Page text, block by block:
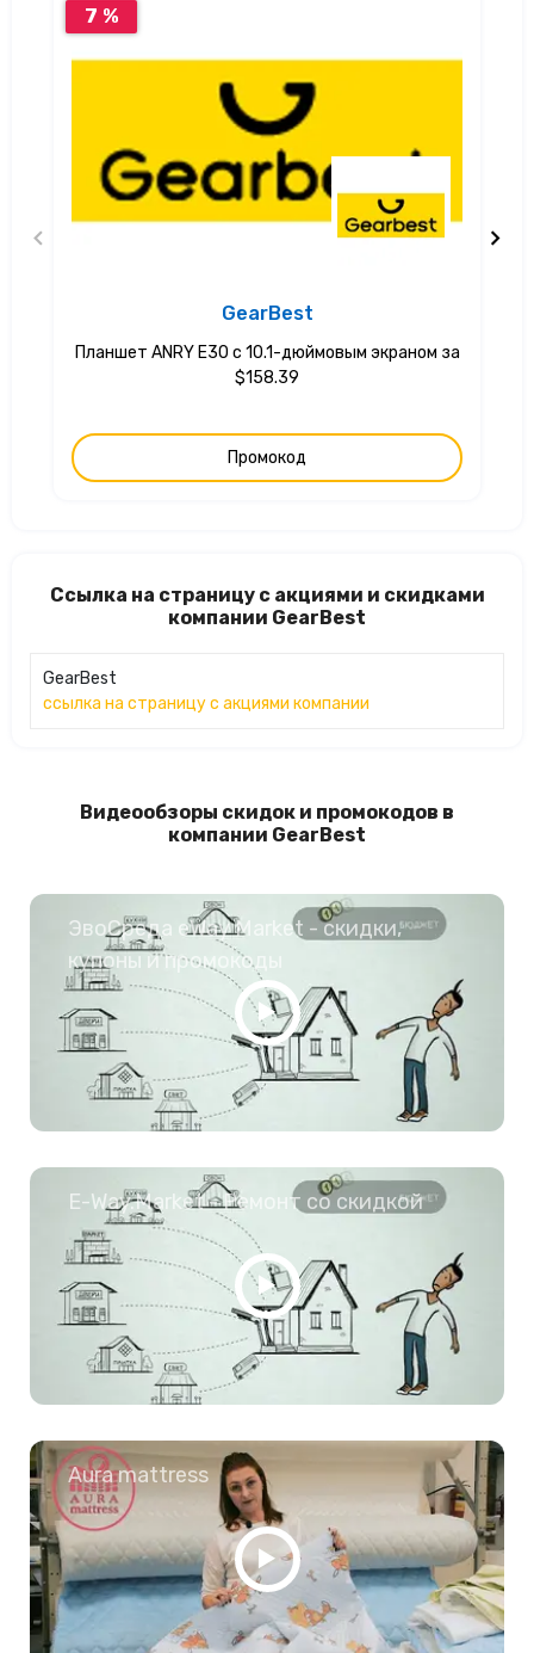
7 %
GearBest
Планшет ANRY E30 с 10.1-дюймовым экраном за
$158.39
Промокод
Ссылка на страницу с акциями и скидками
компании GearBest
GearBest
ссылка на страницу с акциями компании
Видеообзоры скидок и промокодов в
компании GearBest
ЭвоСреда eWay Market - скидки,
купоны и промокоды
E-Way.Market - Ремонт со скидкой
Aura mattress